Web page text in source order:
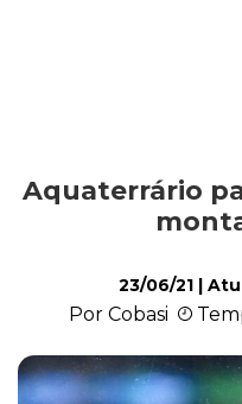
Aquaterrário
23/06/21|
Por Cobasi